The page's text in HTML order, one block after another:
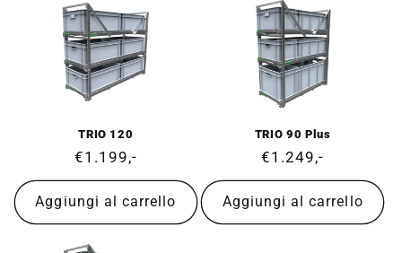
TRIO 120
Prezzo
di
listino
€1.199,-
Aggiungi al carrello
TRIO 90 Plus
Prezzo
di
listino
€1.249,-
Aggiungi al carrello